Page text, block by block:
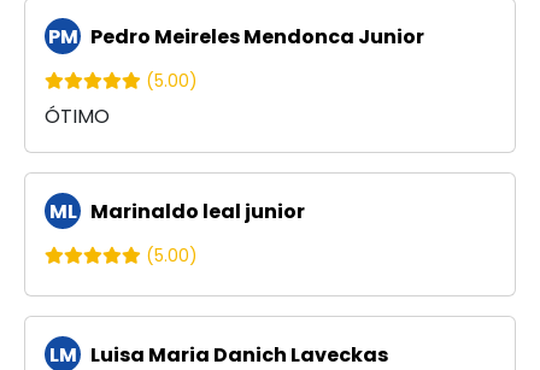
PM Pedro Meireles Mendonca Junior
(5.00)
ÓTIMO
ML Marinaldo leal junior
(5.00)
LM Luisa Maria Danich Laveckas